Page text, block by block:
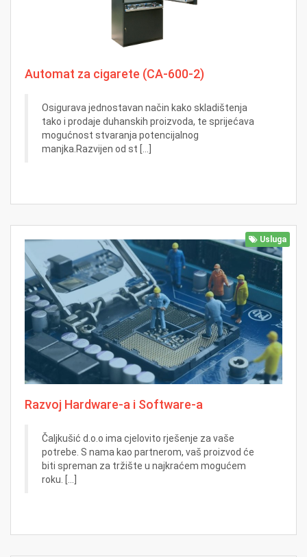
Automat za cigarete (CA-600-2)
Osigurava jednostavan način kako skladištenja
tako i prodaje duhanskih proizvoda, te sprijećava
mogućnost stvaranja potencijalnog
manjka.Razvijen od st [...]
Usluga
Razvoj Hardware-a i Software-a
Čaljkušić d.o.o ima cjelovito rješenje za vaše
potrebe. S nama kao partnerom, vaš proizvod će
biti spreman za tržište u najkraćem mogućem
roku. [...]